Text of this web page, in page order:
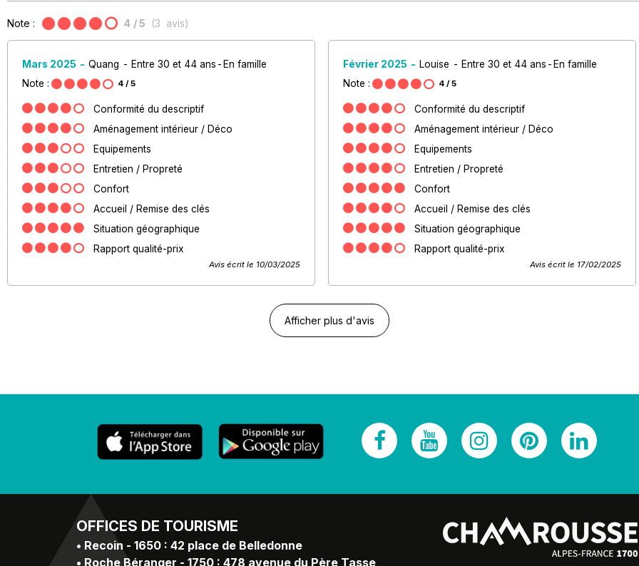
Note : 4 / 5 (3 avis)
Mars 2025 Quang Entre 30 et 44 ans
En famille
Note :
4 / 5
Conformité du descriptif
Aménagement intérieur / Déco
Equipements
Entretien / Propreté
Confort
Accueil / Remise des clés
Situation géographique
Rapport qualité-prix
Avis écrit le 10/03/2025
Février 2025 Louise Entre 30 et 44 ans
En famille
Note :
4 / 5
Conformité du descriptif
Aménagement intérieur / Déco
Equipements
Entretien / Propreté
Confort
Accueil / Remise des clés
Situation géographique
Rapport qualité-prix
Avis écrit le 17/02/2025
Afficher plus d'avis
OFFICES DE TOURISME
• Recoin - 1650 : 42 place de Belledonne
• Roche Béranger - 1750 : 478 avenue du Père Tasse